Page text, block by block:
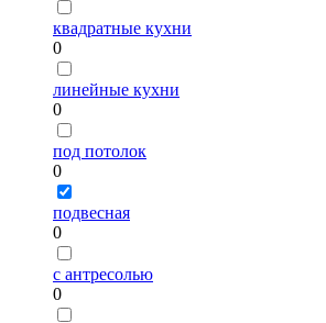
квадратные кухни
0
линейные кухни
0
под потолок
0
подвесная
0
с антресолью
0